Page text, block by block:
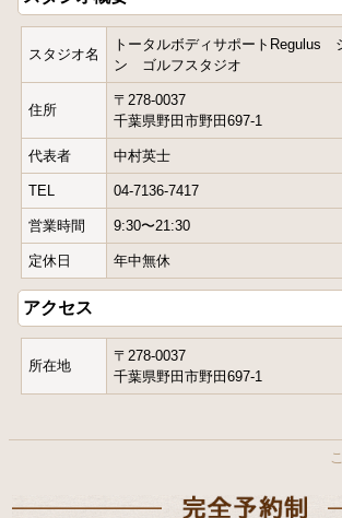
スタジオ名
トータルボディサポートRegulus
ン ゴルフスタジオ
住所
〒278-0037
千葉県野田市野田697-1
代表者 中村英士
TEL 04-7136-7417
営業時間 9:30〜21:30
定休日 年中無休
アクセス
所在地
〒278-0037
千葉県野田市野田697-1
地図データ ©2017
地図デー
地図 航空写真